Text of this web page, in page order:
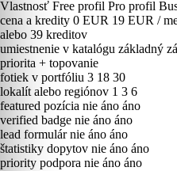
Vlastnosť Free profil Pro profil
cena a kredity 0 EUR 19 EUR /
alebo 39 kreditov
umiestnenie v katalógu základný
priorita + topovanie
fotiek v portfóliu 3 18 30
lokalít alebo regiónov 1 3 6
featured pozícia nie áno áno
verified badge nie áno áno
lead formulár nie áno áno
štatistiky dopytov nie áno áno
priority podpora nie áno áno